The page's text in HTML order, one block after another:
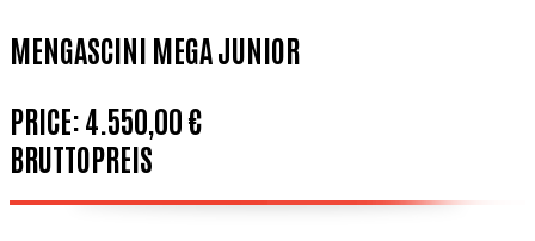
MENGASCINI MEGA JUNIOR
PRICE:4.550,00 €
BRUTTOPREIS